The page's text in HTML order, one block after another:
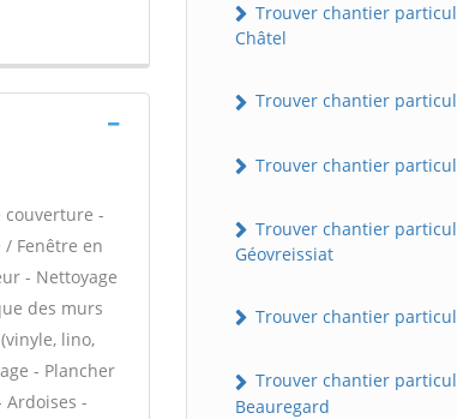
couverture -
Fenêtre en
- Nettoyage
des murs
lino,
- Plancher
Ardoises -
Trouver chantier
Châtel
Trouver chantier
Trouver chantier
Trouver chantier
Géovreissiat
Trouver chantier
Trouver chantier
Beauregard